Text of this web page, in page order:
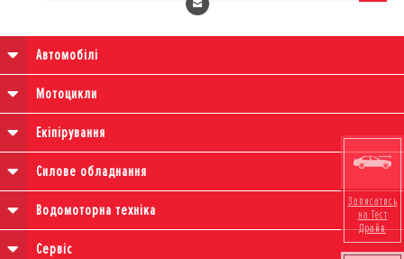
Автомобілі
Мотоцикли
Екіпірування
Силове обладнання
Водомоторна техніка
Сервіс
Записатись
на Тест
Драйв